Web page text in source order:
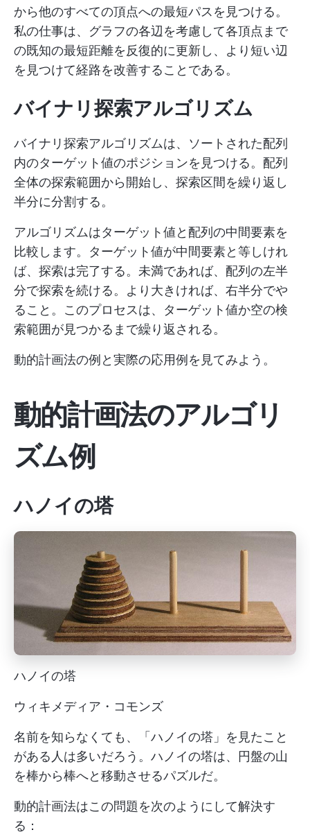
から他のすべての頂点への最短パスを見つける。
私の仕事は、グラフの各辺を考慮して各頂点まで
の既知の最短距離を反復的に更新し、より短い辺
を見つけて経路を改善することである。
バイナリ探索アルゴリズム
バイナリ探索アルゴリズムは、ソートされた配列
内のターゲット値のポジションを見つける。配列
全体の探索範囲から開始し、探索区間を繰り返し
半分に分割する。
アルゴリズムはターゲット値と配列の中間要素を
比較します。ターゲット値が中間要素と等しけれ
ば、探索は完了する。未満であれば、配列の左半
分で探索を続ける。より大きければ、右半分でや
ること。このプロセスは、ターゲット値か空の検
索範囲が見つかるまで繰り返される。
動的計画法の例と実際の応用例を見てみよう。
動的計画法のアルゴリ
ズム例
ハノイの塔
ハノイの塔
ウィキメディア・コモンズ
名前を知らなくても、「ハノイの塔」を見たこと
がある人は多いだろう。ハノイの塔は、円盤の山
を棒から棒へと移動させるパズルだ。
動的計画法はこの問題を次のようにして解決す
る：